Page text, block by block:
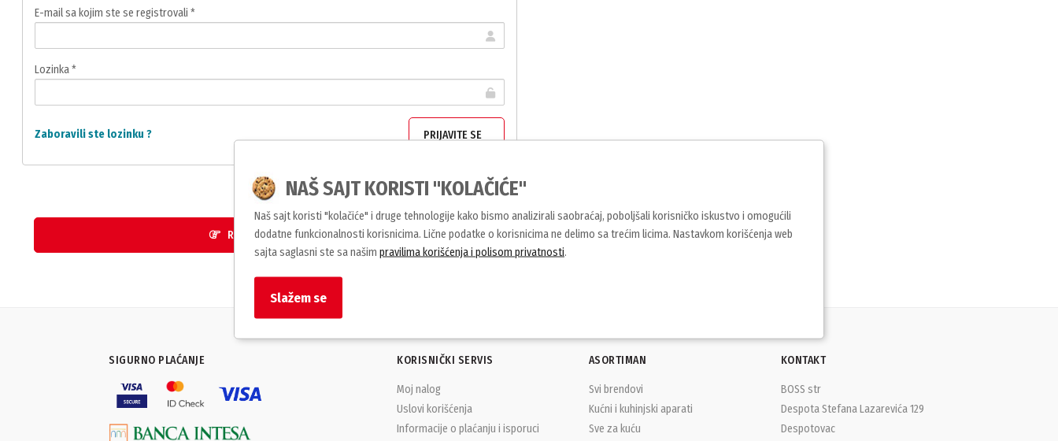
E-mail sa kojim ste se registrovali *
Lozinka *
Zaboravili ste lozinku ?
ili
REGISTRUJTE NALOG
SIGURNO PLAĆANJE KORISNIČKI SERVIS
Moj nalog
Uslovi korišćenja
Informacije o plaćanju i isporuci
ASORTIMAN
Svi brendovi
Kućni i kuhinjski aparati
Sve za kuću
KONTAKT
BOSS str
Despota Stefana Lazarevića 129
Despotovac
NAŠ SAJT KORISTI "KOLAČIĆE"
Naš sajt koristi "kolačiće" i druge tehnologije kako bismo analizirali saobraćaj, poboljšali korisničko iskustvo i omogućili
dodatne funkcionalnosti korisnicima. Lične podatke o korisnicima ne delimo sa trećim licima. Nastavkom korišćenja web
sajta saglasni ste sa našim pravilima korišćenja i polisom privatnosti.
Slažem se